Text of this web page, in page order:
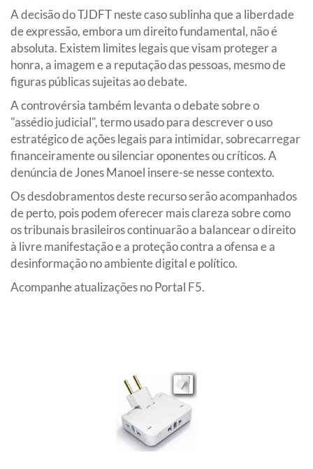
A decisão do TJDFT neste caso sublinha que a liberdade
de expressão, embora um direito fundamental, não é
absoluta. Existem limites legais que visam proteger a
honra, a imagem e a reputação das pessoas, mesmo de
figuras públicas sujeitas ao debate.
A controvérsia também levanta o debate sobre o
"assédio judicial", termo usado para descrever o uso
estratégico de ações legais para intimidar, sobrecarregar
financeiramente ou silenciar oponentes ou críticos. A
denúncia de Jones Manoel insere-se nesse contexto.
Os desdobramentos deste recurso serão acompanhados
de perto, pois podem oferecer mais clareza sobre como
os tribunais brasileiros continuarão a balancear o direito
à livre manifestação e a proteção contra a ofensa e a
desinformação no ambiente digital e político.
Acompanhe atualizações no Portal F5.